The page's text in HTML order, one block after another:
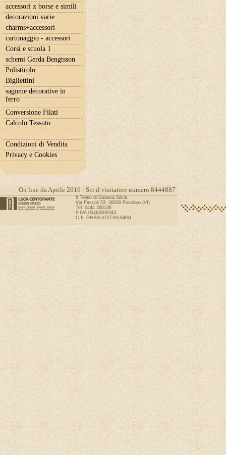
accessori x borse e simili
decorazioni varie
charms+accessori
cartonaggio - accessori
Corsi e scuola 1
schemi Gerda Bengtsson
Polistirolo
Bigliettini
sagome decorative in
ferro
Conversione Filati
Calcolo Tessuto
Condizioni di Vendita
Privacy e Cookies
On line da Aprile 2010 - Sei il visitatore numero 8444887
Il Telaio di Gaiarsa Silvia
Via Pascoli 53, 36030 Povolaro (VI)
Tel: 0444 360136
P.IVA 03464000243
C.F. GRSSLV72T60L840G